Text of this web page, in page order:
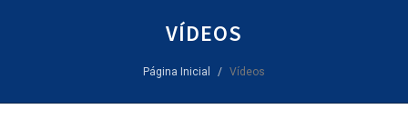
VÍDEOS
Página Inicial Vídeos